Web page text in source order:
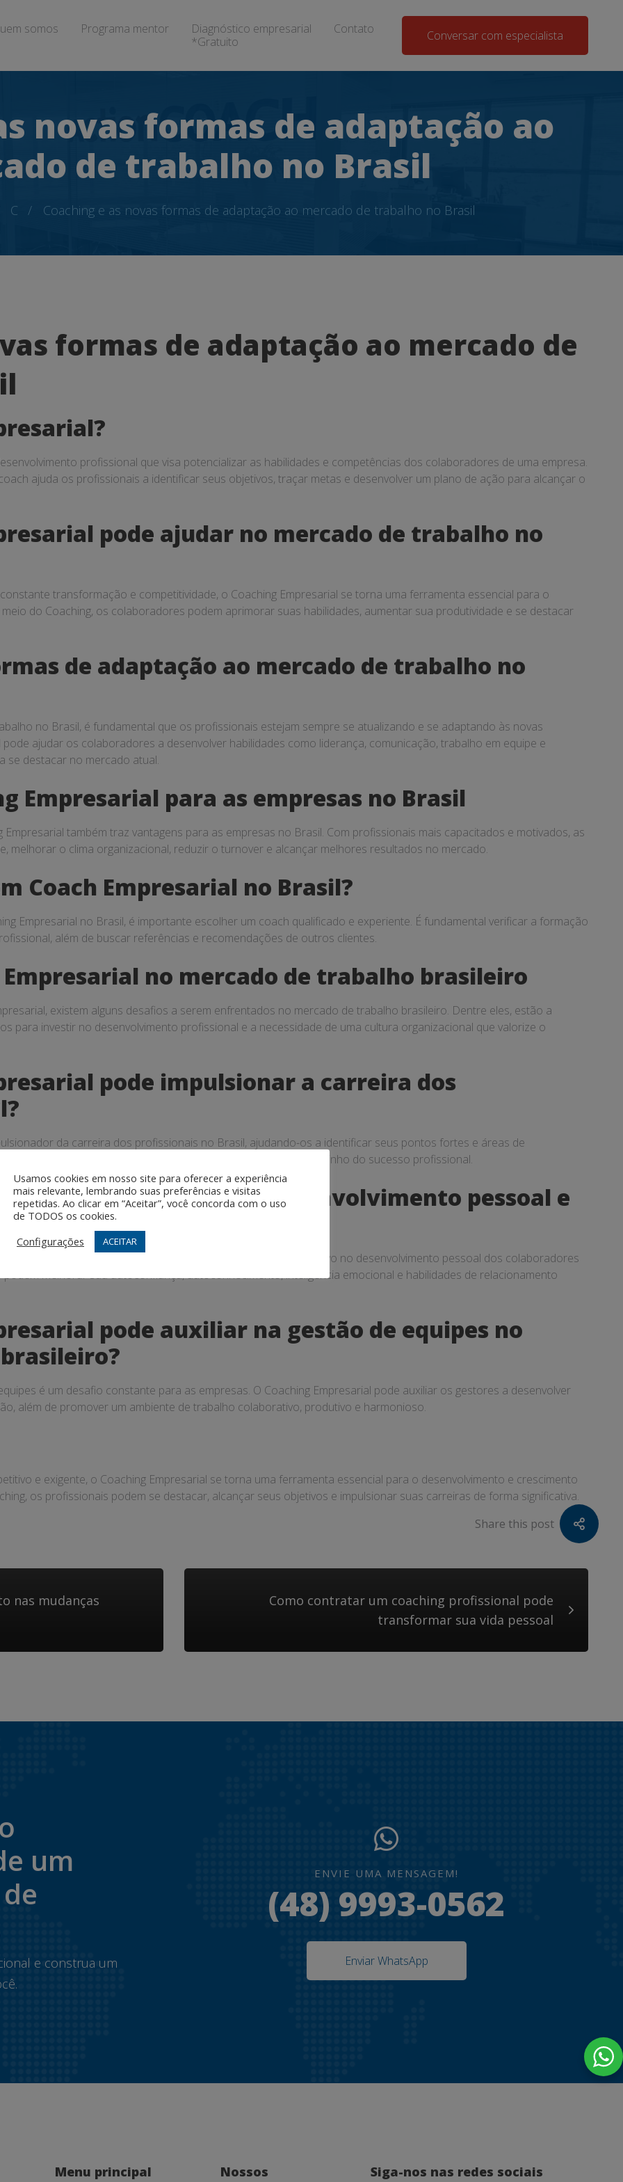
somos Programa mentor
Diagnóstico empresarial
*Gratuito
Contato Conversar com especialista
novas formas de adaptação ao
de trabalho no Brasil
C Coaching e as novas formas de adaptação ao mercado de trabalho no Brasil
formas de adaptação ao mercado de
profissional que visa potencializar as habilidades e competências dos colaboradores de uma empresa.
ajuda os profissionais a identificar seus objetivos, traçar metas e desenvolver um plano de ação para alcançar o
pode ajudar no mercado de trabalho no
transformação e competitividade, o Coaching Empresarial se torna uma ferramenta essencial para o
do Coaching, os colaboradores podem aprimorar suas habilidades, aumentar sua produtividade e se destacar
de adaptação ao mercado de trabalho no
no Brasil, é fundamental que os profissionais estejam sempre se atualizando e se adaptando às novas
ajudar os colaboradores a desenvolver habilidades como liderança, comunicação, trabalho em equipe e
se destacar no mercado atual.
Empresarial para as empresas no Brasil
também traz vantagens para as empresas no Brasil. Com profissionais mais capacitados e motivados, as
melhorar o clima organizacional, reduzir o turnover e alcançar melhores resultados no mercado.
Coach Empresarial no Brasil?
Empresarial no Brasil, é importante escolher um coach qualificado e experiente. É fundamental verificar a formação
além de buscar referências e recomendações de outros clientes.
Empresarial no mercado de trabalho brasileiro
existem alguns desafios a serem enfrentados no mercado de trabalho brasileiro. Dentre eles, estão a
para investir no desenvolvimento profissional e a necessidade de uma cultura organizacional que valorize o
pode impulsionar a carreira dos
da carreira dos profissionais no Brasil, ajudando-os a identificar seus pontos fortes e áreas de
e a superar desafios e obstáculos que possam surgir no caminho do sucesso profissional.
Empresarial para o desenvolvimento pessoal e
o Coaching Empresarial também tem um impacto significativo no desenvolvimento pessoal dos colaboradores
melhorar sua autoconfiança, autoconhecimento, inteligência emocional e habilidades de relacionamento
pode auxiliar na gestão de equipes no
é um desafio constante para as empresas. O Coaching Empresarial pode auxiliar os gestores a desenvolver
além de promover um ambiente de trabalho colaborativo, produtivo e harmonioso.
e exigente, o Coaching Empresarial se torna uma ferramenta essencial para o desenvolvimento e crescimento
os profissionais podem se destacar, alcançar seus objetivos e impulsionar suas carreiras de forma significativa.
Share this post
nas mudanças
Como contratar um coaching profissional pode
transformar sua vida pessoal
um
e construa um
ENVIE UMA MENSAGEM!
(48) 9993-0562
Enviar WhatsApp
Menu principal Nossos Siga-nos nas redes sociais
Usamos cookies em nosso site para oferecer a experiência
mais relevante, lembrando suas preferências e visitas
repetidas. Ao clicar em “Aceitar”, você concorda com o uso
de TODOS os cookies.
Configurações
ACEITAR